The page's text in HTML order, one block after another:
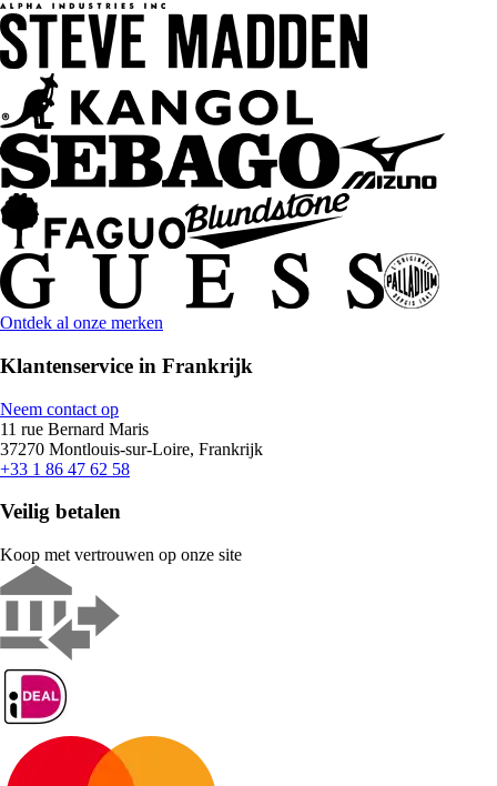
Ontdek al onze merken
Klantenservice in Frankrijk
Neem contact op
11 rue Bernard Maris
37270 Montlouis-sur-Loire, Frankrijk
+33 1 86 47 62 58
Veilig betalen
Koop met vertrouwen op onze site